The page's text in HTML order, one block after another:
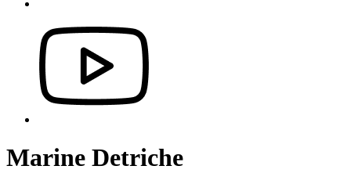
Marine Detriche